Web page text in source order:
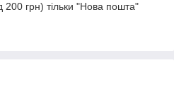
200 грн) тільки "Нова пошта"